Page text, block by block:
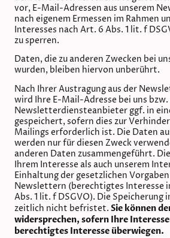
vor, E-Mail-Adressen aus unserem
nach eigenem Ermessen im Rahmen
Interesses nach Art. 6 Abs. 1 lit. f
zu sperren.
Daten, die zu anderen Zwecken bei
wurden, bleiben hiervon unberührt.
Nach Ihrer Austragung aus der
wird Ihre E-Mail-Adresse bei uns bzw.
Newsletterdiensteanbieter ggf. in
gespeichert, sofern dies zur
Mailings erforderlich ist. Die Daten
werden nur für diesen Zweck
anderen Daten zusammengeführt.
Ihrem Interesse als auch unserem
Einhaltung der gesetzlichen
Newslettern (berechtigtes Interesse
Abs. 1 lit. f DSGVO). Die Speicherung
zeitlich nicht befristet. Sie können
widersprechen, sofern Ihre
berechtigtes Interesse überwiegen.